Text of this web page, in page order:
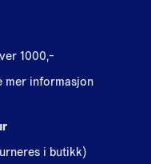
1000,-
mer informasjon
i butikk)